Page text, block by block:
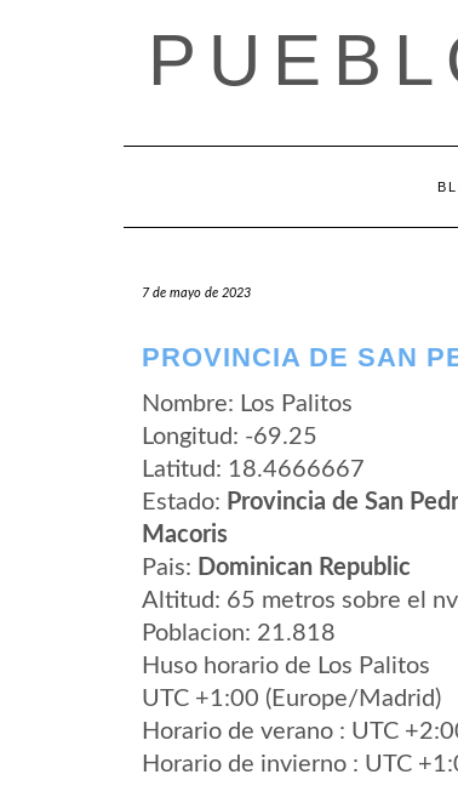
7 de mayo de 2023
PROVINCIA DE SAN
Nombre: Los Palitos
Longitud: -69.25
Latitud: 18.4666667
Estado: Provincia de San
Macoris
Pais: Dominican Republic
Altitud: 65 metros sobre el
Poblacion: 21.818
Huso horario de Los Palitos
UTC +1:00 (Europe/Madrid)
Horario de verano : UTC
Horario de invierno : UTC